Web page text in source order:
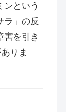
ンという
ラ」の反
害を引き
りま